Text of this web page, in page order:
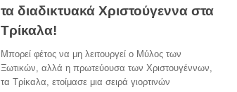
τα διαδικτυακά Χριστούγεννα στα
Τρίκαλα!
Μπορεί φέτος να μη λειτουργεί ο Μύλος των
Ξωτικών, αλλά η πρωτεύουσα των Χριστουγέννων,
τα Τρίκαλα, ετοίμασε μια σειρά γιορτινών